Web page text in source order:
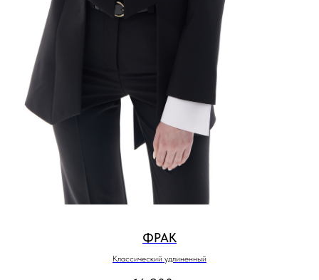
ФРАК
Классический удлиненный